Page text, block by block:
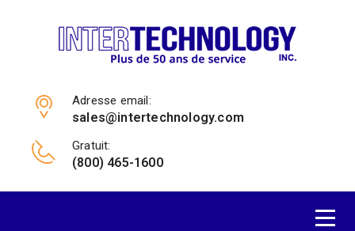
Adresse email:
sales@intertechnology.com
Gratuit:
(800) 465-1600